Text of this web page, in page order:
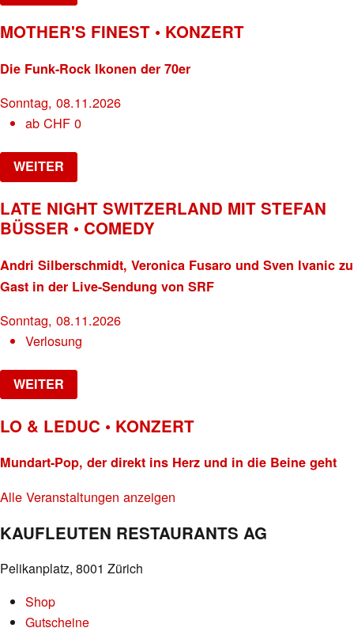
MOTHER'S FINEST • KONZERT
Die Funk-Rock Ikonen der 70er
Sonntag, 08.11.2026
abCHF 0
WEITER
LATE NIGHT SWITZERLAND MIT STEFAN
BÜSSER • COMEDY
Andri Silberschmidt, Veronica Fusaro und Sven Ivanic zu
Gast in der Live-Sendung von SRF
Sonntag, 08.11.2026
Verlosung
WEITER
LO & LEDUC • KONZERT
Mundart-Pop, der direkt ins Herz und in die Beine geht
Alle Veranstaltungen anzeigen
KAUFLEUTEN RESTAURANTS AG
Pelikanplatz, 8001 Zürich
Shop
Gutscheine